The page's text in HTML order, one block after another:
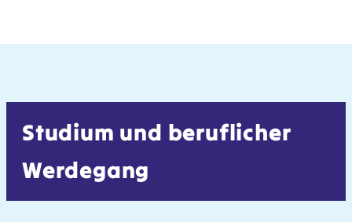
Studium und beruflicher
Werdegang